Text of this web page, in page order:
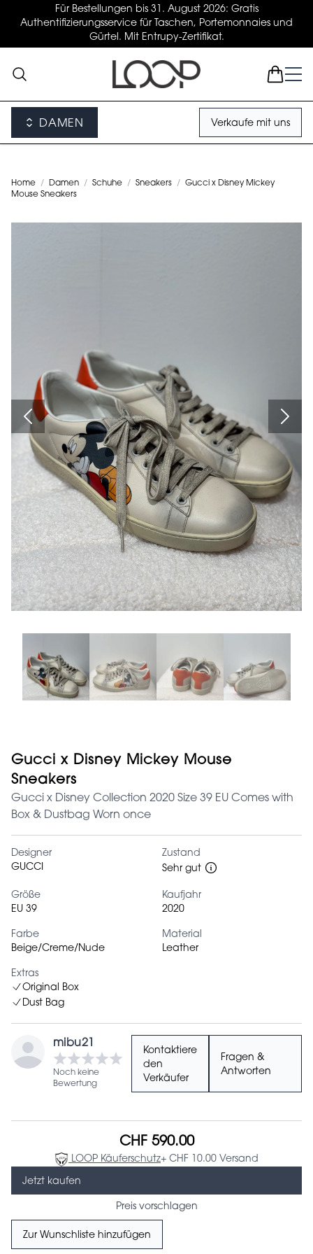
Für Bestellungen bis 31. August 2026: Gratis
Authentifizierungsservice für Taschen, Portemonnaies und
Gürtel. Mit Entrupy-Zertifikat.
DAMEN Verkaufe mit uns
Home / Damen / Schuhe / Sneakers / Gucci x Disney Mickey
Mouse Sneakers
Gucci x Disney Mickey Mouse
Sneakers
Gucci x Disney Collection 2020 Size 39 EU Comes with
Box & Dustbag Worn once
Designer
GUCCI
Zustand
Sehr gut
Größe
EU 39
Kaufjahr
2020
Farbe
Beige/Creme/Nude
Material
Leather
Extras
Original Box
Dust Bag
mibu21
Noch keine
Bewertung
Kontaktiere
den
Verkäufer
Fragen &
Antworten
CHF 590.00
LOOP Käuferschutz+ CHF 10.00 Versand
Jetzt kaufen
Preis vorschlagen
Zur Wunschliste hinzufügen